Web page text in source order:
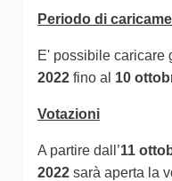
Periodo di
E' possibile caricare
2022 fino al 10
Votazioni
A partire dall’11
2022 sarà aperta la